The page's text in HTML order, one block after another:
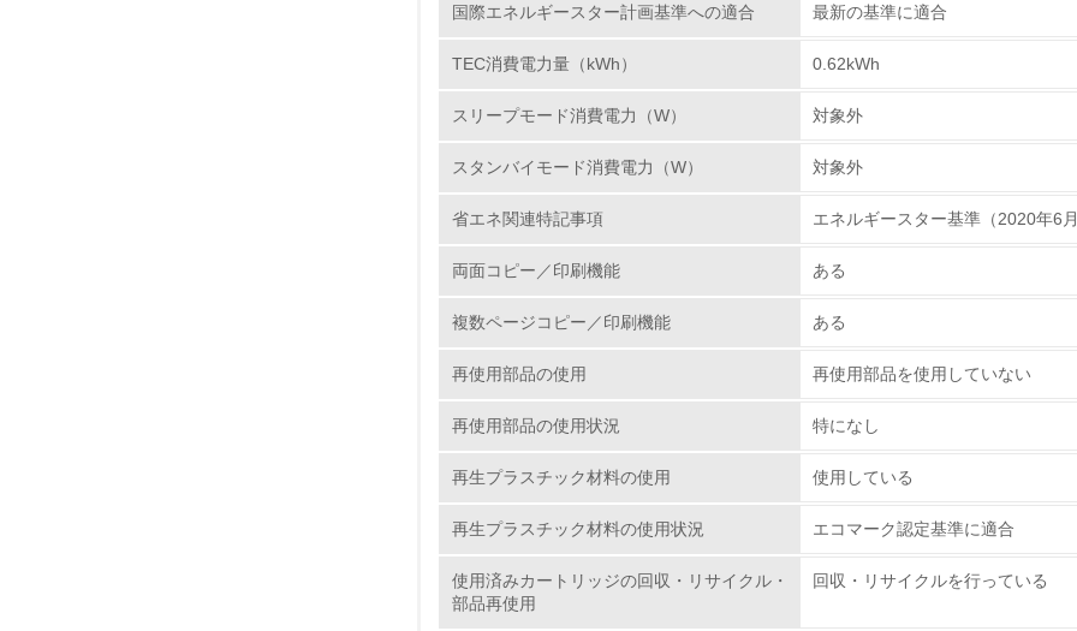
5. 環境取り組み体制と成果を定期的に検証して次の活動に活かして
6. 従業員が環境方針に基づいて自分の業務の中で行うべき環境対
7.
環境活動に関する規格やプログラムを導入している
2.環境への取り組み
No.
資源・エネルギー
国際エネルギースター計画基準への適合 最新の基準に適合
TEC消費電力量（kWh） 0.62kWh
スリープモード消費電力（W） 対象外
スタンバイモード消費電力（W） 対象外
省エネ関連特記事項 エネルギースター基準（2020年6
両面コピー／印刷機能 ある
複数ページコピー／印刷機能 ある
再使用部品の使用 再使用部品を使用していない
再使用部品の使用状況 特になし
再生プラスチック材料の使用 使用している
再生プラスチック材料の使用状況 エコマーク認定基準に適合
使用済みカートリッジの回収・リサイクル・
部品再使用
回収・リサイクルを行っている